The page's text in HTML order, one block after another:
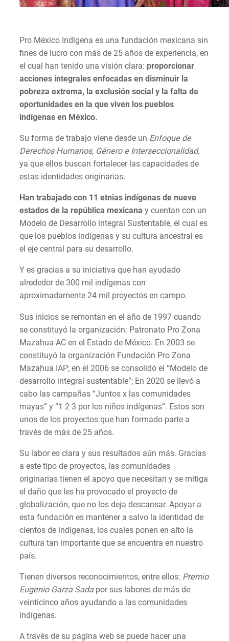
Pro México Indígena es una fundación mexicana sin
fines de lucro con más de 25 años de experiencia, en
el cual han tenido una visión clara: proporcionar
acciones integrales enfocadas en disminuir la
pobreza extrema, la exclusión social y la falta de
oportunidades en la que viven los pueblos
indígenas en México.
Su forma de trabajo viene desde un Enfoque de
Derechos Humanos, Género e Interseccionalidad,
ya que ellos buscan fortalecer las capacidades de
estas identidades originarias.
Han trabajado con 11 etnias indígenas de nueve
estados de la república mexicana y cuentan con un
Modelo de Desarrollo integral Sustentable, el cual es
que los pueblos indígenas y su cultura ancestral es
el eje central para su desarrollo.
Y es gracias a su iniciativa que han ayudado
alrededor de 300 mil indígenas con
aproximadamente 24 mil proyectos en campo.
Sus inicios se remontan en el año de 1997 cuando
se constituyó la organización: Patronato Pro Zona
Mazahua AC en el Estado de México. En 2003 se
constituyó la organización Fundación Pro Zona
Mazahua IAP; en el 2006 se consolidó el “Modelo de
desarrollo integral sustentable”; En 2020 se llevó a
cabo las campañas “Juntos x las comunidades
mayas” y “1 2 3 por los niños indígenas”. Estos son
unos de los proyectos que han formado parte a
través de más de 25 años.
Su labor es clara y sus resultados aún más. Gracias
a este tipo de proyectos, las comunidades
originarias tienen el apoyo que necesitan y se mitiga
el daño que les ha provocado el proyecto de
globalización, que no los deja descansar. Apoyar a
esta fundación es mantener a salvo la identidad de
cientos de indígenas, los cuales ponen en alto la
cultura tan importante que se encuentra en nuestro
país.
Tienen diversos reconocimientos, entre ellos: Premio
Eugenio Garza Sada por sus labores de más de
veinticinco años ayudando a las comunidades
indígenas.
A través de su página web se puede hacer una